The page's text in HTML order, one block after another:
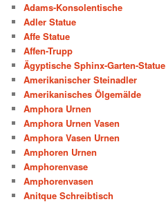
Adams-Konsolentische
Adler Statue
Affe Statue
Affen-Trupp
Ägyptische Sphinx-Garten-Statue
Amerikanischer Steinadler
Amerikanisches Ölgemälde
Amphora Urnen
Amphora Urnen Vasen
Amphora Vasen Urnen
Amphoren Urnen
Amphorenvase
Amphorenvasen
Anitque Schreibtisch